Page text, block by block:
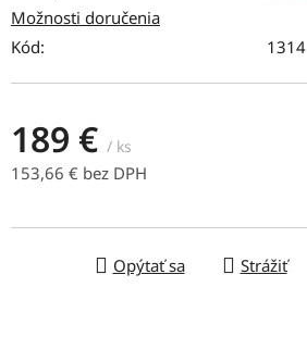
Možnosti doručenia
Kód:
1314
189 € / ks
153,66 € bez DPH
Opýtať sa Strážiť